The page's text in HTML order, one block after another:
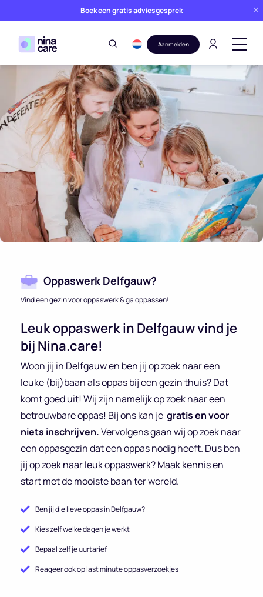
Boek een gratis adviesgesprek
Aanmelden
Oppaswerk Delfgauw?
Vind een gezin voor oppaswerk & ga oppassen!
Leuk oppaswerk in Delfgauw vind je
bij Nina.care!
Woon jij in Delfgauw en ben jij op zoek naar een
leuke (bij)baan als oppas bij een gezin thuis? Dat
komt goed uit! Wij zijn namelijk op zoek naar een
betrouwbare oppas! Bij ons kan je gratis en voor
niets inschrijven.Vervolgens gaan wij op zoek naar
een oppasgezin dat een oppas nodig heeft. Dus ben
jij op zoek naar leuk oppaswerk? Maak kennis en
start met de mooiste baan ter wereld.
Ben jij die lieve oppas in Delfgauw?
Kies zelf welke dagen je werkt
Bepaal zelf je uurtarief
Reageer ook op last minute oppasverzoekjes